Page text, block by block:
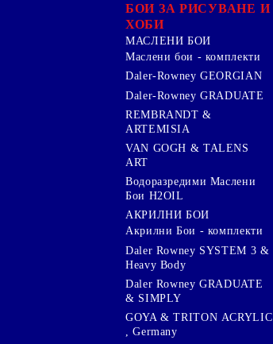
БОИ ЗА РИСУВАНЕ И
ХОБИ
МАСЛЕНИ БОИ
Маслени бои - комплекти
Daler-Rowney GEORGIAN
Daler-Rowney GRADUATE
REMBRANDT &
ARTEMISIA
VAN GOGH & TALENS
ART
Водоразредими Маслени
Бои H2OIL
АКРИЛНИ БОИ
Акрилни Бои - комплекти
Daler Rowney SYSTEM 3 &
Heavy Body
Daler Rowney GRADUATE
& SIMPLY
GOYA & TRITON АCRYLIC
, Germany